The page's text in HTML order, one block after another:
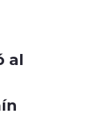
al